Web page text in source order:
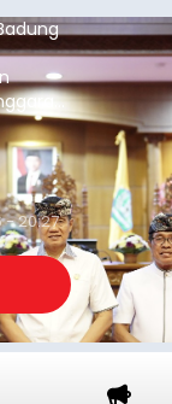
dalam
- 20:27